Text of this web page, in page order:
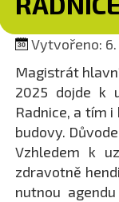
Vytvořeno: 6.
Magistrát
2025 dojde k
Radnice, a tím
budovy.
Vzhledem k
zdravotně
nutnou